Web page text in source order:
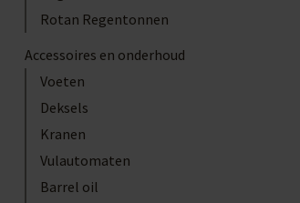
Rotan Regentonnen
Accessoires en onderhoud
Voeten
Deksels
Kranen
Vulautomaten
Barrel oil